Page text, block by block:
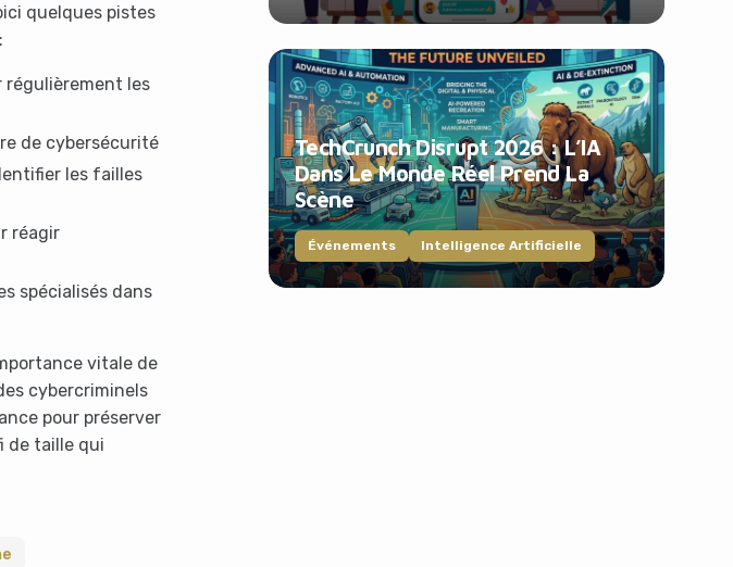
quelques pistes
les
de cybersécurité
les failles
réagir
spécialisés dans
vitale de
cybercriminels
pour préserver
de taille qui
TechCrunch Disrupt 2026 : L’IA
Dans Le Monde Réel Prend La
Scène
Événements Intelligence Artificielle